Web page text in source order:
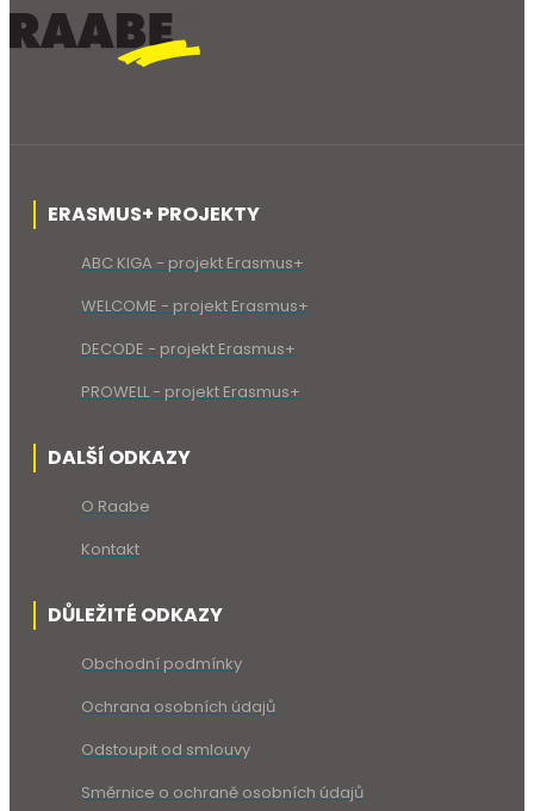
ERASMUS+ PROJEKTY
ABC KIGA - projekt Erasmus+
WELCOME - projekt Erasmus+
DECODE - projekt Erasmus+
PROWELL - projekt Erasmus+
DALŠÍ ODKAZY
O Raabe
Kontakt
DŮLEŽITÉ ODKAZY
Obchodní podmínky
Ochrana osobních údajů
Odstoupit od smlouvy
Směrnice o ochraně osobních údajů